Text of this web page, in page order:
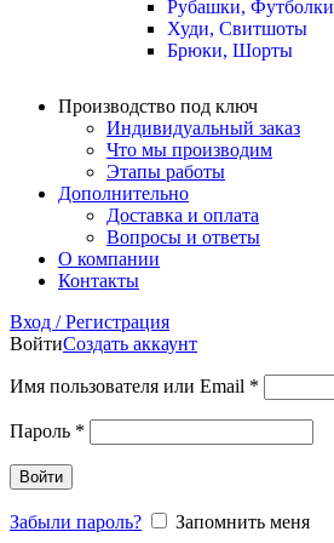
Рубашки, Футболки
Худи, Свитшоты
Брюки, Шорты
Производство под ключ
Индивидуальный заказ
Что мы производим
Этапы работы
Дополнительно
Доставка и оплата
Вопросы и ответы
О компании
Контакты
Вход / Регистрация
ВойтиСоздать аккаунт
Имя пользователя или Email *
Пароль *
Войти
Забыли пароль? Запомнить меня